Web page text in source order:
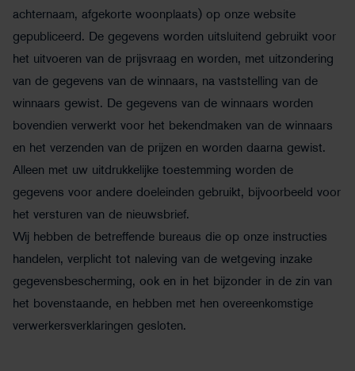
achternaam, afgekorte woonplaats) op onze website
gepubliceerd. De gegevens worden uitsluitend gebruikt voor
het uitvoeren van de prijsvraag en worden, met uitzondering
van de gegevens van de winnaars, na vaststelling van de
winnaars gewist. De gegevens van de winnaars worden
bovendien verwerkt voor het bekendmaken van de winnaars
en het verzenden van de prijzen en worden daarna gewist.
Alleen met uw uitdrukkelijke toestemming worden de
gegevens voor andere doeleinden gebruikt, bijvoorbeeld voor
het versturen van de nieuwsbrief.
Wij hebben de betreffende bureaus die op onze instructies
handelen, verplicht tot naleving van de wetgeving inzake
gegevensbescherming, ook en in het bijzonder in de zin van
het bovenstaande, en hebben met hen overeenkomstige
verwerkersverklaringen gesloten.